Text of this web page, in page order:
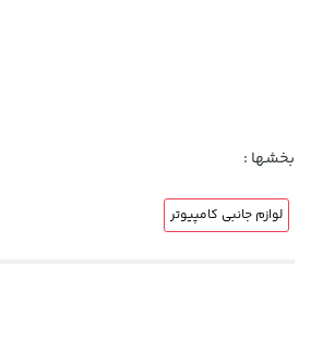
بخشها :
لوازم جانبی کامپیوتر